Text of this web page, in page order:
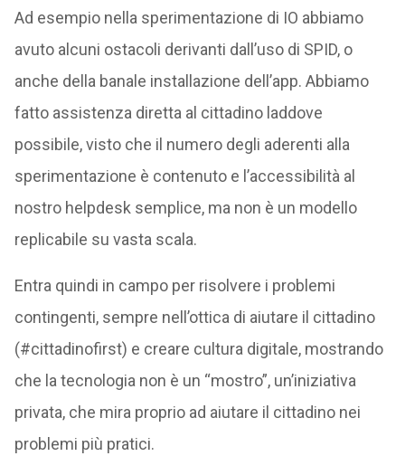
Ad esempio nella sperimentazione di IO abbiamo
avuto alcuni ostacoli derivanti dall’uso di SPID, o
anche della banale installazione dell’app. Abbiamo
fatto assistenza diretta al cittadino laddove
possibile, visto che il numero degli aderenti alla
sperimentazione è contenuto e l’accessibilità al
nostro helpdesk semplice, ma non è un modello
replicabile su vasta scala.
Entra quindi in campo per risolvere i problemi
contingenti, sempre nell’ottica di aiutare il cittadino
(#cittadinofirst) e creare cultura digitale, mostrando
che la tecnologia non è un “mostro”, un’iniziativa
privata, che mira proprio ad aiutare il cittadino nei
problemi più pratici.